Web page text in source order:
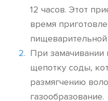
12 часов. Этот
время
При замачивании
щепотку соды,
размягчению
газообразование.